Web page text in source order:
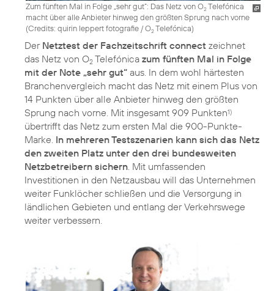
Zum fünften Mal in Folge „sehr gut“: Das Netz von O2Telefónica
macht über alle Anbieter hinweg den größten Sprung nach vorne
(Credits: quirin leppert fotografie / O2Telefónica)
Der Netztest der Fachzeitschrift connect zeichnet
das Netz von O2 Telefónica zum fünften Mal in Folge
mit der Note „sehr gut“ aus. In dem wohl härtesten
Branchenvergleich macht das Netz mit einem Plus von
14 Punkten über alle Anbieter hinweg den größten
Sprung nach vorne. Mit insgesamt 909 Punkten1)
übertrifft das Netz zum ersten Mal die 900-Punkte-
Marke. In mehreren Testszenarien kann sich das Netz
den zweiten Platz unter den drei bundesweiten
Netzbetreibern sichern . Mit umfassenden
Investitionen in den Netzausbau will das Unternehmen
weiter Funklöcher schließen und die Versorgung in
ländlichen Gebieten und entlang der Verkehrswege
weiter verbessern.